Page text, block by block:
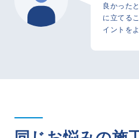
良かった
に立てる
イントを